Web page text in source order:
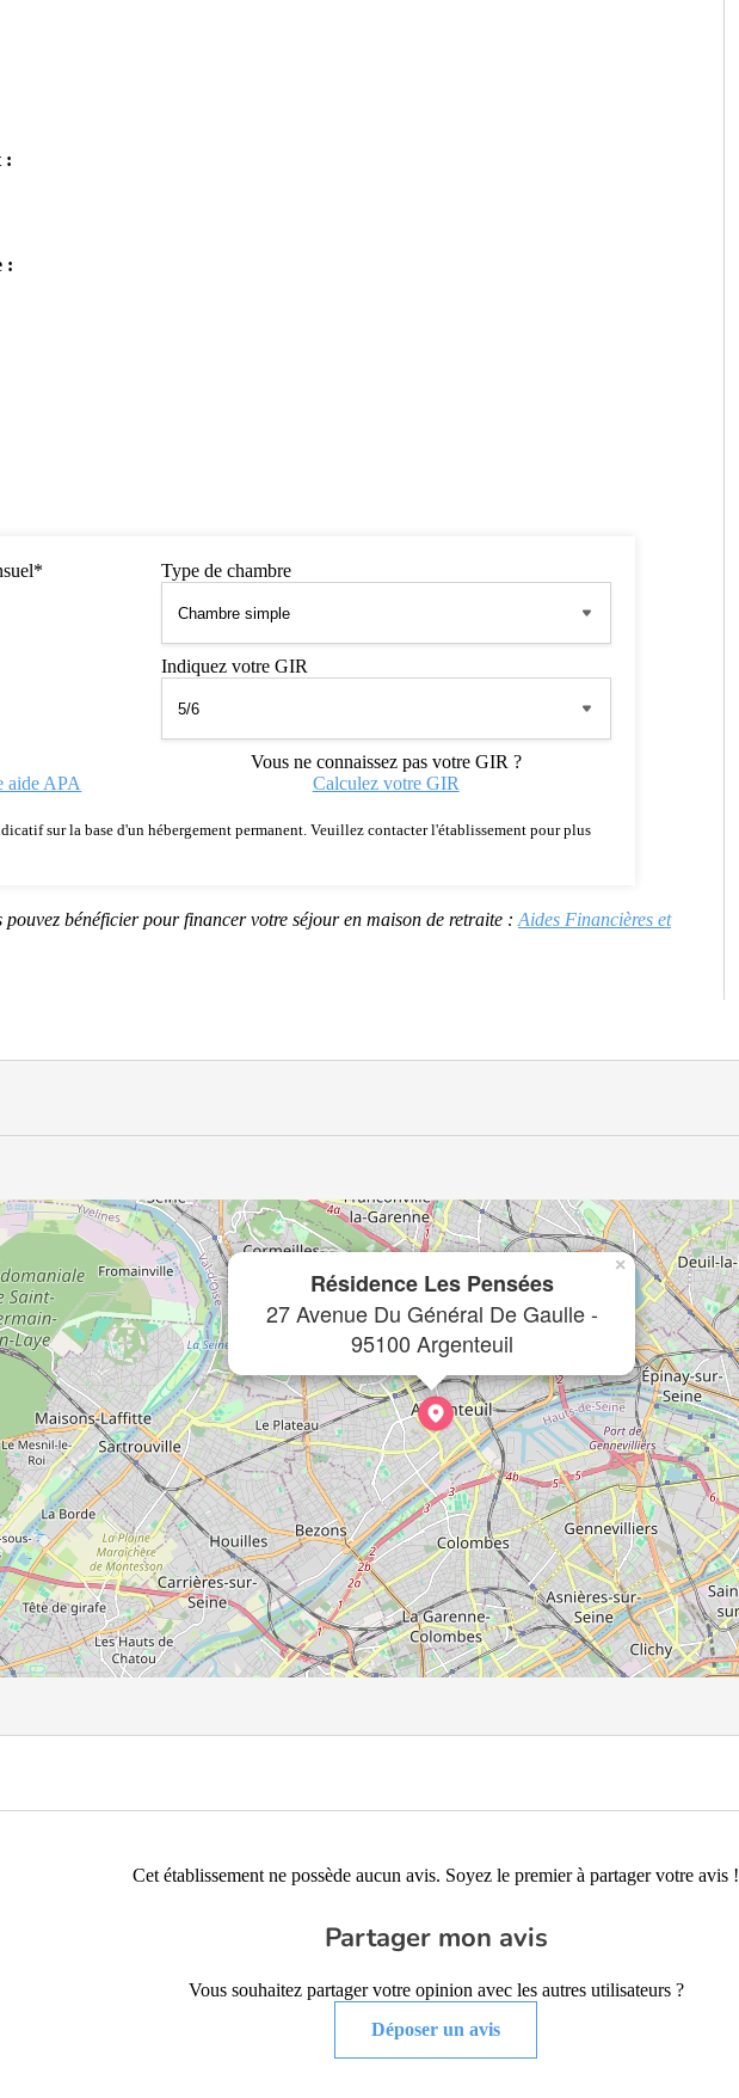
:
:
aide APA
Type de chambre
Indiquez votre GIR
Vous ne connaissez pas votre GIR ?
Calculez votre GIR
sur la base d'un hébergement permanent. Veuillez contacter l'établissement pour plus
bénéficier pour financer votre séjour en maison de retraite : Aides Financières et
Résidence Les Pensées
27 Avenue Du Général De Gaulle -
95100 Argenteuil
×
Cet établissement ne possède aucun avis. Soyez le premier à partager votre avis !
Partager mon avis
Vous souhaitez partager votre opinion avec les autres utilisateurs ?
Déposer un avis